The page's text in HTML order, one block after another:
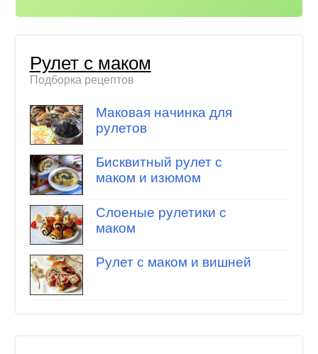
Рулет с маком
Подборка рецептов
Маковая начинка для
рулетов
Бисквитный рулет с
маком и изюмом
Слоеные рулетики с
маком
Рулет с маком и вишней